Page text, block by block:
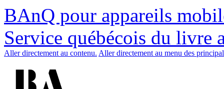
BAnQ pour appareils
Service québécois du livre
Aller directement au contenu. Aller directement au menu des